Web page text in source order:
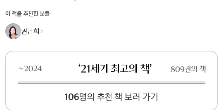
이 책을 추천한 분들
권남희